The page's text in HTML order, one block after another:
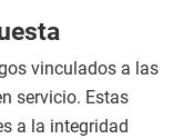
vinculados a las
servicio. Estas
a la integridad